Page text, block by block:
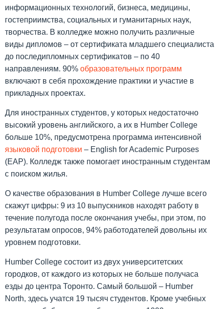
информационных технологий, бизнеса, медицины,
гостеприимства, социальных и гуманитарных наук,
творчества. В колледже можно получить различные
виды дипломов – от сертификата младшего специалиста
до последипломных сертификатов – по 40
направлениям. 90% образовательных программ
включают в себя прохождение практики и участие в
прикладных проектах.
Для иностранных студентов, у которых недостаточно
высокий уровень английского, а их в Humber College
больше 10%, предусмотрена программа интенсивной
языковой подготовки – English for Academic Purposes
(EAP). Колледж также помогает иностранным студентам
с поиском жилья.
О качестве образования в Humber College лучше всего
скажут цифры: 9 из 10 выпускников находят работу в
течение полугода после окончания учебы, при этом, по
результатам опросов, 94% работодателей довольны их
уровнем подготовки.
Humber College состоит из двух университетских
городков, от каждого из которых не больше получаса
езды до центра Торонто. Самый большой – Humber
North, здесь учатся 19 тысяч студентов. Кроме учебных